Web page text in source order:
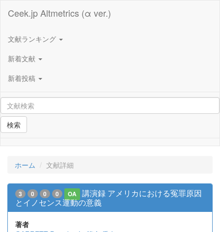
Ceek.jp Altmetrics (α ver.)
文献ランキング
新着文献
新着投稿
検索
ホーム 文献詳細
3 0 0 0 OA
講演録 アメリカにおける冤罪原因
とイノセンス運動の意義
著者